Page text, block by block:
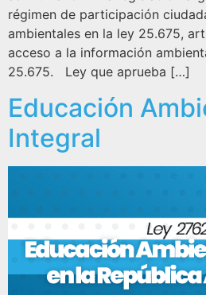
régimen de participación
ambientales en la ley 25.675,
acceso a la información
25.675. Ley que aprueba […]
Educación
Integral